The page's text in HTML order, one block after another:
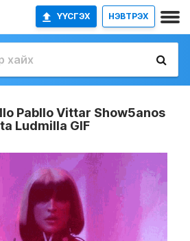
ҮҮСГЭХ НЭВТРЭХ
Pabllo Vittar Show5anos
Ludmilla GIF